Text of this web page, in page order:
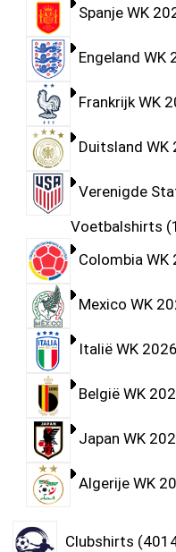
Spanje WK
Engeland
Frankrijk WK
Duitsland
Verenigde
Voetbalshirts
Colombia
Mexico WK
Italië WK
België WK
Japan WK
Algerije WK
Clubshirts